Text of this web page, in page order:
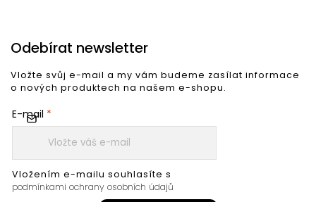
Odebírat newsletter
Vložte svůj e-mail a my vám budeme zasílat informace
o nových produktech na našem e-shopu.
E-mail
Vložením e-mailu souhlasíte s
podmínkami ochrany osobních údajů